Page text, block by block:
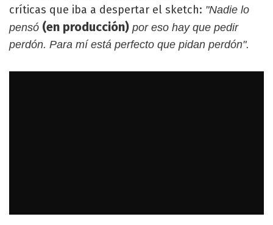
críticas que iba a despertar el sketch: "Nadie lo
pensó (en producción) por eso hay que pedir
perdón. Para mí está perfecto que pidan perdón".